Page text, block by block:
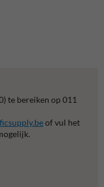
te bereiken op 011
of vul het